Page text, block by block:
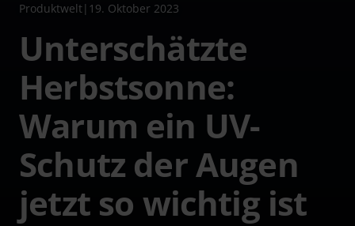
Produktwelt| 19. Oktober 2023
Unterschätzte
Herbstsonne:
Warum ein UV-
Schutz der Augen
jetzt so wichtig ist